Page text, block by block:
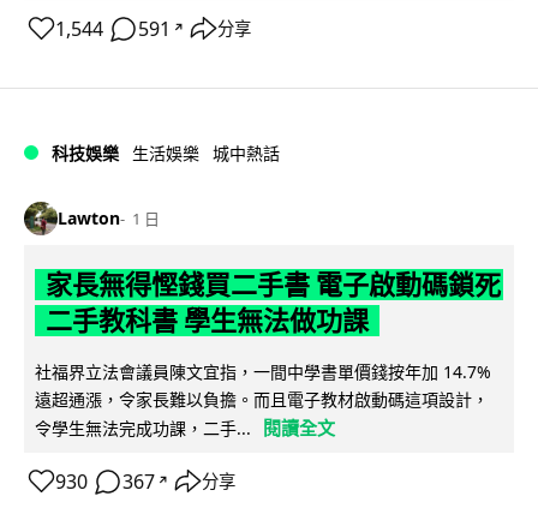
1,544 591 ↗ 分享
科技娛樂 生活娛樂 城中熱話
Lawton 1 日
家長無得慳錢買二手書 電子啟動碼鎖死
二手教科書 學生無法做功課
社福界立法會議員陳文宜指，一間中學書單價錢按年加 14.7%
遠超通漲，令家長難以負擔。而且電子教材啟動碼這項設計，
令學生無法完成功課，二手...
閱讀全文
930 367 ↗ 分享